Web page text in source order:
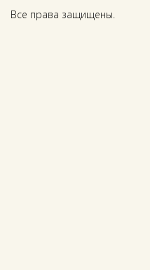
Все права защищены.